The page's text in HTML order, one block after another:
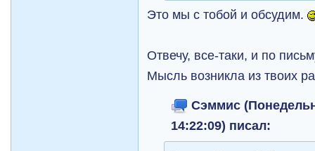
Это мы с тобой и обсудим.
Отвечу, все-таки, и по
Мысль возникла из твоих
Сэммис
14:22:09) писал: